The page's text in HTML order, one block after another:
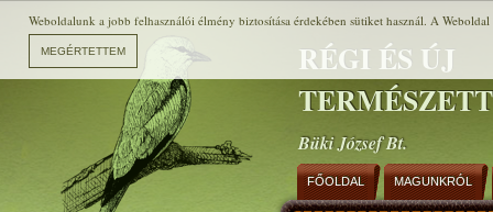
RÉGI ÉS ÚJ
Büki József Bt.
FŐOLDAL MAGUNKRÓL
Weboldalunk a jobb felhasználói élmény biztosítása érdekében sütiket használ. A